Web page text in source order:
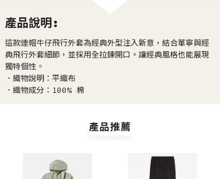
產品說明:
這款連帽牛仔飛行外套為經典外型注入新意，結合單寧與經
典飛行外套細節，並採用全拉鍊開口。讓經典風格也能展現
獨特個性。
．織物說明：平織布
．織物成分：100% 棉
產品推薦